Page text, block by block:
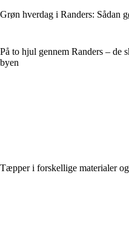
Grøn hverdag i Randers: Sådan
På to hjul gennem Randers – de
byen
Tæpper i forskellige materialer